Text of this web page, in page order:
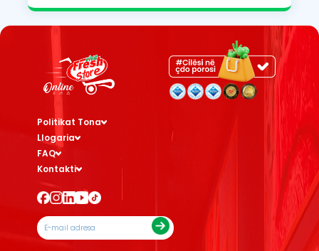
Politikat Tona
Llogaria
FAQ
Kontakti